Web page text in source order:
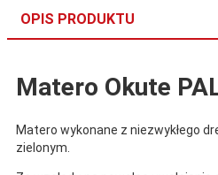
OPIS PRODUKTU
Matero Okute
Matero wykonane z niezwykłego
zielonym.